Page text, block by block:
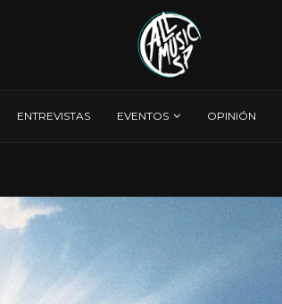
ENTREVISTAS EVENTOS OPINIÓN